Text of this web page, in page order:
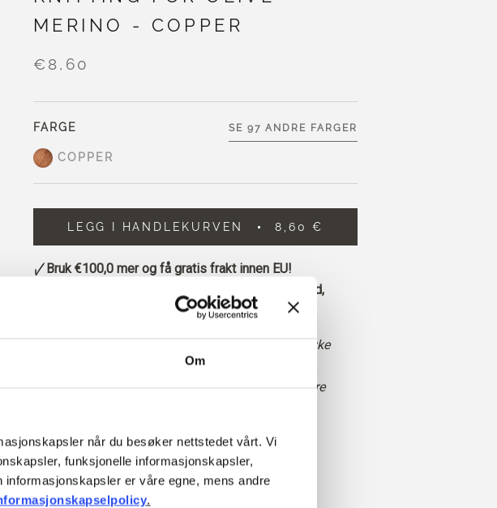
Om
når du besøker nettstedet vårt. Vi
funksjonelle informasjonskapsler,
er våre egne, mens andre
.
MERINO - COPPER
€8,60
FARGE
COPPER
SE 97 ANDRE FARGER
LEGG I HANDLEKURVEN 8,60 €
Bruk€100,0 mer og få gratis frakt innen EU!
Bestillinger som legges inn før kl. 13.00 norsk tid,
Copper en varm rødbrun farge med oransje og myke
Den er lysere og klarere enn Rust, med en tydeligere
Hue: Varm
Fargesesongen
: Ekte vår
Også fint for
: Ekte høst